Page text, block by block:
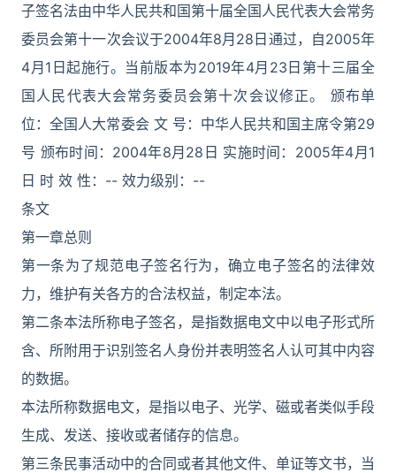
子签名法由中华人民共和国第十届全国人民代表大会常务
委员会第十一次会议于2004年8月28日通过，自2005年
4月1日起施行。当前版本为2019年4月23日第十三届全
国人民代表大会常务委员会第十次会议修正。 颁布单
位：全国人大常委会 文 号：中华人民共和国主席令第29
号 颁布时间：2004年8月28日 实施时间：2005年4月1
日 时 效 性：-- 效力级别：--
条文
第一章总则
第一条为了规范电子签名行为，确立电子签名的法律效
力，维护有关各方的合法权益，制定本法。
第二条本法所称电子签名，是指数据电文中以电子形式所
含、所附用于识别签名人身份并表明签名人认可其中内容
的数据。
本法所称数据电文，是指以电子、光学、磁或者类似手段
生成、发送、接收或者储存的信息。
第三条民事活动中的合同或者其他文件、单证等文书，当